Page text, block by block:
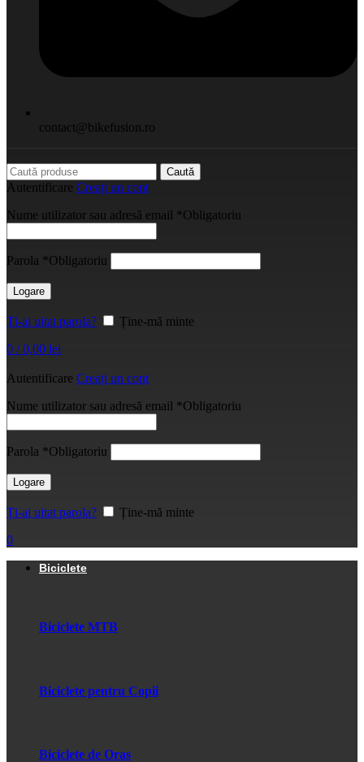
contact@bikefusion.ro
Caută
Autentificare Creați un cont
Nume utilizator sau adresă email *Obligatoriu
Parola *Obligatoriu
Logare
Ți-ai uitat parola?
Ține-mă minte
0 / 0,00 lei
Autentificare Creați un cont
Nume utilizator sau adresă email *Obligatoriu
Parola *Obligatoriu
Logare
Ți-ai uitat parola?
Ține-mă minte
0
Biciclete
Biciclete MTB
Biciclete pentru Copii
Biciclete de Oras